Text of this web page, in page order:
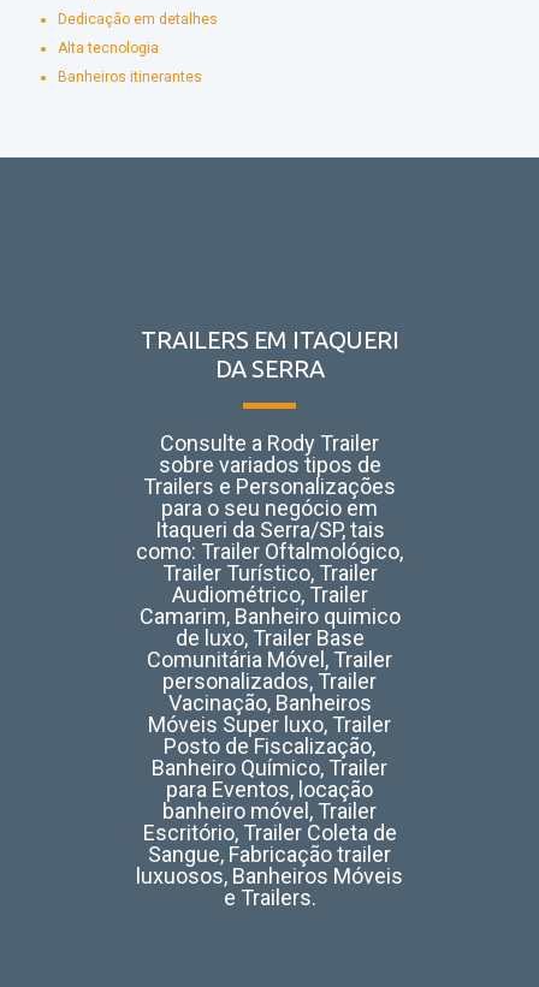
Dedicação em detalhes
Alta tecnologia
Banheiros itinerantes
TRAILERS EM ITAQUERI
DA SERRA
Consulte a Rody Trailer
sobre variados tipos de
Trailers e Personalizações
para o seu negócio em
Itaqueri da Serra/SP, tais
como: Trailer Oftalmológico,
Trailer Turístico, Trailer
Audiométrico, Trailer
Camarim, Banheiro quimico
de luxo, Trailer Base
Comunitária Móvel, Trailer
personalizados, Trailer
Vacinação, Banheiros
Móveis Super luxo, Trailer
Posto de Fiscalização,
Banheiro Químico, Trailer
para Eventos, locação
banheiro móvel, Trailer
Escritório, Trailer Coleta de
Sangue, Fabricação trailer
luxuosos, Banheiros Móveis
e Trailers.